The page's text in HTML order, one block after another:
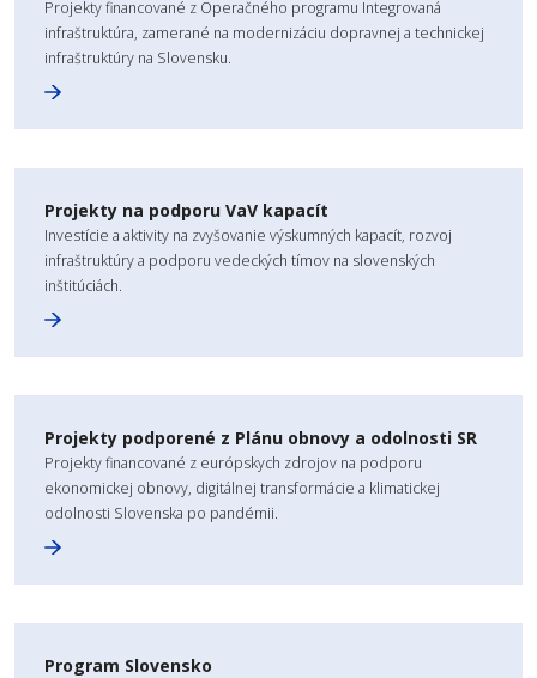
Projekty financované z Operačného programu Integrovaná
infraštruktúra, zamerané na modernizáciu dopravnej a technickej
infraštruktúry na Slovensku.
Projekty na podporu VaV kapacít
Investície a aktivity na zvyšovanie výskumných kapacít, rozvoj
infraštruktúry a podporu vedeckých tímov na slovenských
inštitúciách.
Projekty podporené z Plánu obnovy a odolnosti SR
Projekty financované z európskych zdrojov na podporu
ekonomickej obnovy, digitálnej transformácie a klimatickej
odolnosti Slovenska po pandémii.
Program Slovensko